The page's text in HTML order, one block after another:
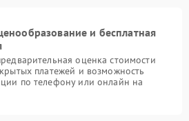
и бесплатная
оценка стоимости
платежей и возможность
по телефону или онлайн на